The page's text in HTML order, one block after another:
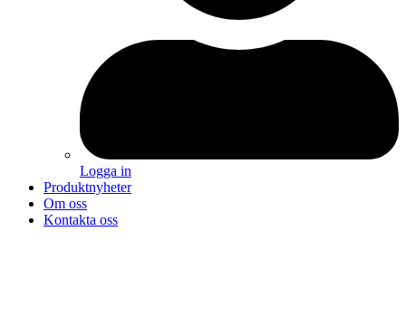
Logga in
Produktnyheter
Om oss
Kontakta oss